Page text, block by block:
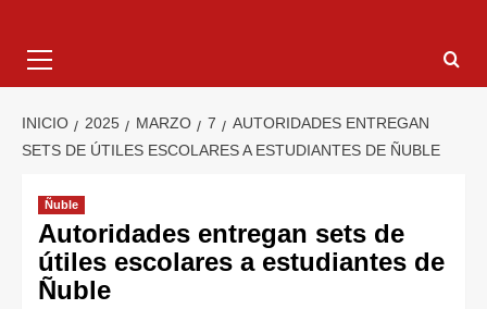
INICIO 2025 MARZO 7
AUTORIDADES ENTREGAN
SETS DE ÚTILES ESCOLARES A ESTUDIANTES DE ÑUBLE
Ñuble
Autoridades entregan sets de
útiles escolares a estudiantes de
Ñuble